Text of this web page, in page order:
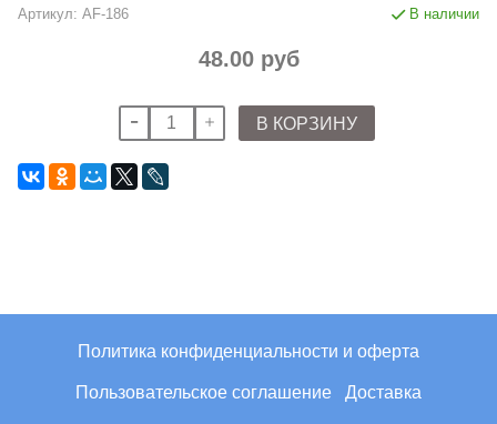
Артикул: AF-186 В наличии
48.00 руб
В КОРЗИНУ
Политика конфиденциальности и оферта
Пользовательское соглашение Доставка